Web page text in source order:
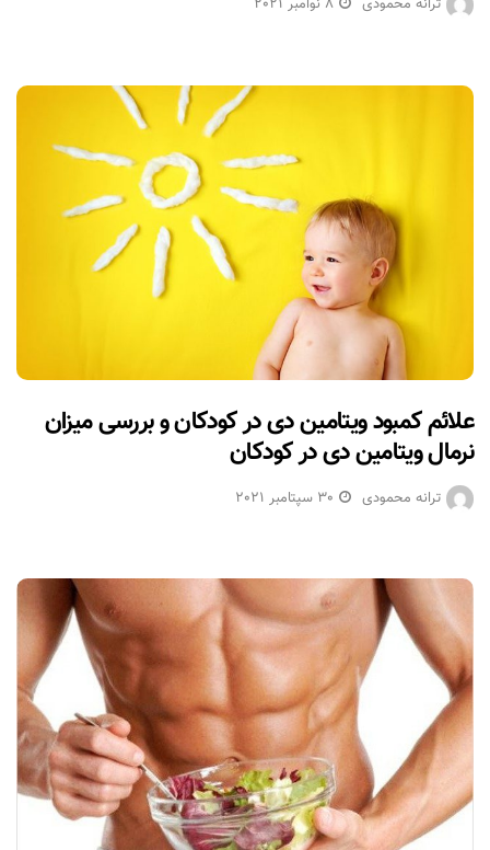
ترانه محمودی 8 نوامبر 2021
علائم کمبود ویتامین دی در کودکان و بررسی میزان
نرمال ویتامین دی در کودکان
ترانه محمودی 30 سپتامبر 2021